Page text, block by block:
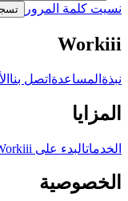
نسيت كلمة المرور
Workiii
نبذة المساعدة اتصل بنا
المزايا
الخدماتالبدء على Workiii
الخصوصية